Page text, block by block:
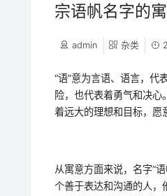
宗语帆名字的
admin 杂类
“语”意为言语、语言，代
险，也代表着勇气和决心
着远大的理想和目标，愿
从寓意方面来说，名字“
个善于表达和沟通的人，